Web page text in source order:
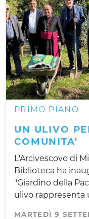
PRIMO PIANO
UN ULIVO
COMUNITA'
L'Arcivescovo di
Biblioteca ha
"Giardino della
ulivo rappresenta
MARTEDÌ 9